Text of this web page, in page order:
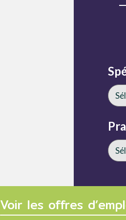
Voir les offres